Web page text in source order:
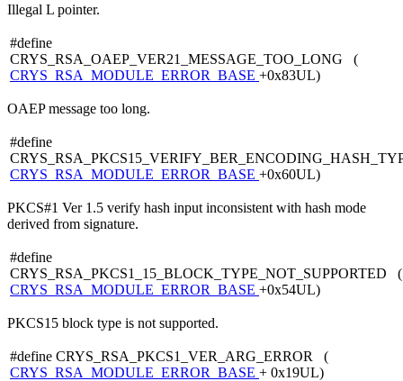
Illegal L pointer.
#define
CRYS_RSA_OAEP_VER21_MESSAGE_TOO_LONG (
CRYS_RSA_MODULE_ERROR_BASE +0x83UL)
OAEP message too long.
#define
CRYS_RSA_MODULE_ERROR_BASE +0x60UL)
PKCS#1 Ver 1.5 verify hash input inconsistent with hash mode
derived from signature.
#define
CRYS_RSA_PKCS1_15_BLOCK_TYPE_NOT_SUPPORTED (
CRYS_RSA_MODULE_ERROR_BASE +0x54UL)
PKCS15 block type is not supported.
#define CRYS_RSA_PKCS1_VER_ARG_ERROR (
CRYS_RSA_MODULE_ERROR_BASE + 0x19UL)